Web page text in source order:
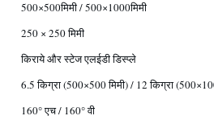
500×500मिमी / 500×1000मिमी
250 × 250 मिमी
किराये और स्टेज एलईडी डिस्प्ले
6.5 किग्रा (500×500 मिमी) / 12 किग्रा
160° एच / 160° वी